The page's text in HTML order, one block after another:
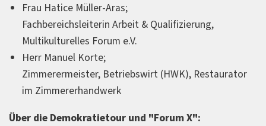
Frau Hatice Müller-Aras;
Fachbereichsleiterin Arbeit & Qualifizierung,
Multikulturelles Forum e.V.
Herr Manuel Korte;
Zimmerermeister, Betriebswirt (HWK), Restaurator
im Zimmererhandwerk
Über die Demokratietour und "Forum X":